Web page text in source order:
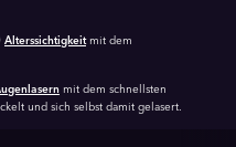
Alterssichtigkeitmit dem
mit dem schnellsten
und sich selbst damit gelasert.